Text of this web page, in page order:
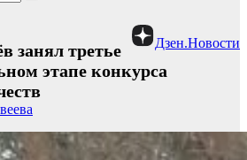
Дзен.Новости
занял третье
этапе конкурса